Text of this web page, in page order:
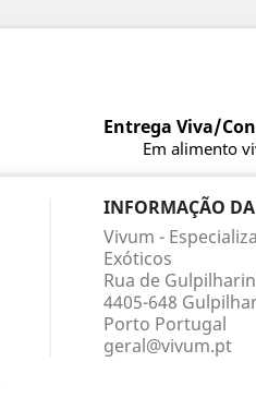
Entrega Viva/
Em alimento
INFORMAÇÃO
Vivum -
Exóticos
Rua de
4405-648
Porto Portugal
geral@vivum.pt